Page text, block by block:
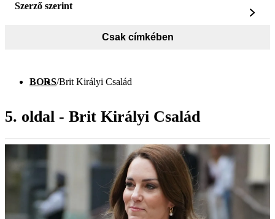
Szerző szerint
Csak címkében
BORS/Brit Királyi Család
5. oldal - Brit Királyi Család